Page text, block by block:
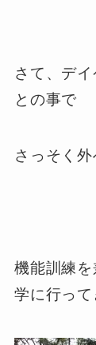
さて、デ
との事で
さっそく外
機能訓練
学に行って